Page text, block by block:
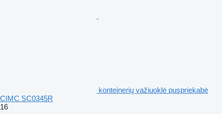
konteinerių važiuoklė puspriekabė
CIMC SC0345R
16